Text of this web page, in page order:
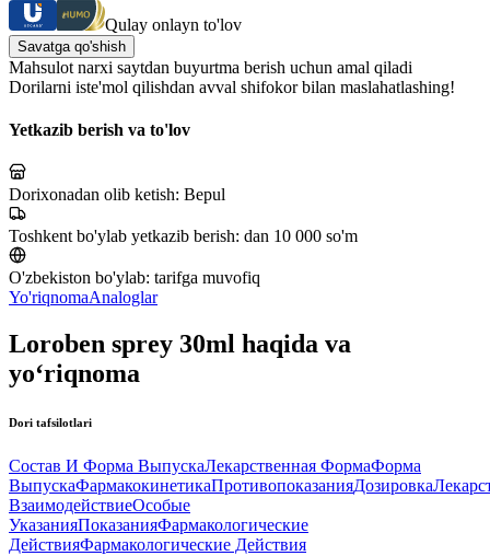
Qulay onlayn to'lov
Savatga qo'shish
Mahsulot narxi saytdan buyurtma berish uchun amal qiladi
Dorilarni iste'mol qilishdan avval shifokor bilan maslahatlashing!
Yetkazib berish va to'lov
Dorixonadan olib ketish: Bepul
Toshkent bo'ylab yetkazib berish: dan 10 000 so'm
O'zbekiston bo'ylab: tarifga muvofiq
Yo'riqnomaAnaloglar
Loroben sprey 30ml haqida va
yo‘riqnoma
Dori tafsilotlari
Состав И Форма ВыпускаЛекарственная ФормаФорма
ВыпускаФармакокинетикаПротивопоказанияДозировка
ВзаимодействиеОсобые
УказанияПоказанияФармакологические
ДействияФармакологические Действия